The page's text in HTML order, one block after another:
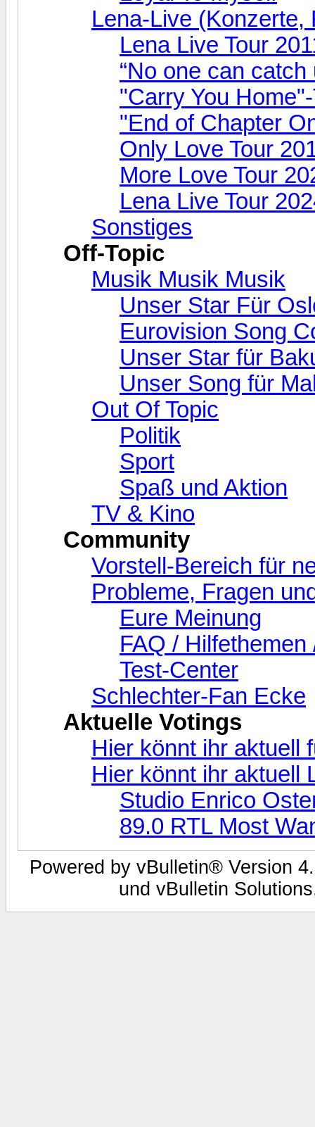
Lena-Live (Konzerte,
Lena Live Tour
“No one can catch
"Carry You
"End of Chapter
Only Love Tour
More Love Tour
Lena Live Tour
Sonstiges
Off-Topic
Musik Musik Musik
Unser Star Für
Eurovision Song
Unser Star für
Unser Song für
Out Of Topic
Politik
Sport
Spaß und Aktion
TV & Kino
Community
Vorstell-Bereich für
Probleme, Fragen
Eure Meinung
FAQ /
Test-Center
Schlechter-Fan Ecke
Aktuelle Votings
Hier könnt ihr aktuell
Hier könnt ihr aktuell
Studio Enrico
89.0 RTL Most
Powered by vBulletin® Version
und vBulletin